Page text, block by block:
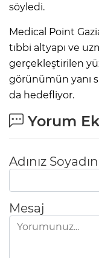
söyledi.
Medical Point
tıbbi altyapı ve
gerçekleştirilen
görünümün yanı
da hedefliyor.
Yorum
Adınız
Mesaj